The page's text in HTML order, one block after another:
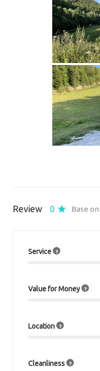
Review 0 Base
Service
Value for Money
Location
Cleanliness